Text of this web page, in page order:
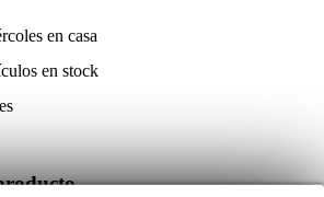
en casa
en stock